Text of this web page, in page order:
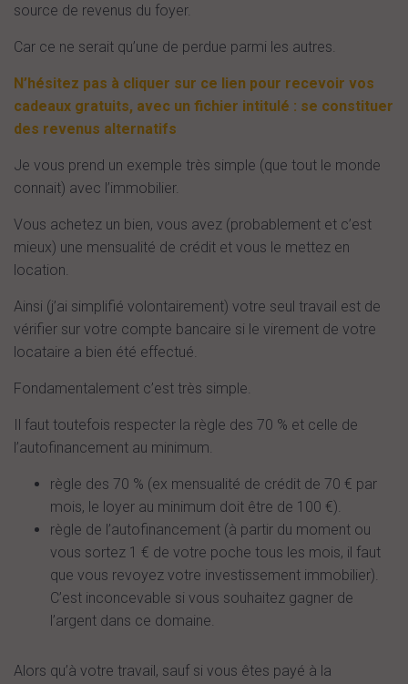
source de revenus du foyer.
Car ce ne serait qu’une de perdue parmi les autres.
N’hésitez pas à cliquer sur ce lien pour recevoir vos
cadeaux gratuits, avec un fichier intitulé : se constituer
des revenus alternatifs
Je vous prend un exemple très simple (que tout le monde
connait) avec l’immobilier.
Vous achetez un bien, vous avez (probablement et c’est
mieux) une mensualité de crédit et vous le mettez en
location.
Ainsi (j’ai simplifié volontairement) votre seul travail est de
vérifier sur votre compte bancaire si le virement de votre
locataire a bien été effectué.
Fondamentalement c’est très simple.
Il faut toutefois respecter la règle des 70 % et celle de
l’autofinancement au minimum.
règle des 70 % (ex mensualité de crédit de 70 € par
mois, le loyer au minimum doit être de 100 €).
règle de l’autofinancement (à partir du moment ou
vous sortez 1 € de votre poche tous les mois, il faut
que vous revoyez votre investissement immobilier).
C’est inconcevable si vous souhaitez gagner de
l’argent dans ce domaine.
Alors qu’à votre travail, sauf si vous êtes payé à la